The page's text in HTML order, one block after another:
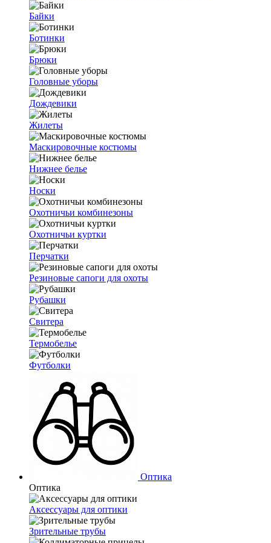
Байки
Ботинки
Брюки
Головные уборы
Дождевики
Жилеты
Маскировочные костюмы
Нижнее белье
Носки
Охотничьи комбинезоны
Охотничьи куртки
Перчатки
Резиновые сапоги для охоты
Рубашки
Свитера
Термобелье
Футболки
Оптика
Оптика
Аксессуары для оптики
Зрительные трубы